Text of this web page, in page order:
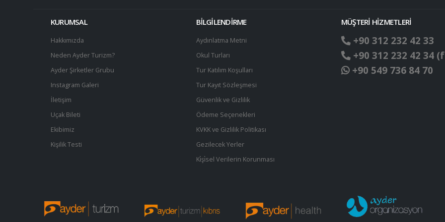
KURUMSAL
Hakkımızda
Neden Ayder Turizm?
Ayder Şirketler Grubu
Instagram Galeri
İletişim
Uçak Bileti
Ekibimiz
Kişilik Testi
BİLGİLENDİRME
Aydınlatma Metni
Okul Turları
Tur Katılım Koşulları
Tur Kayıt Sözleşmesi
Güvenlik ve Gizlilik
Ödeme Seçenekleri
KVKK ve Gizlilik Politikası
Gezilecek Yerler
Ki̇şi̇sel Verilerin Korunması
MÜŞTERİ HİZMETLERİ
+90 312 232 42 33
+90 312 232 42 34
+90 549 736 84 70